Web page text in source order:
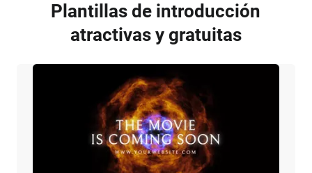
Plantillas de introducción
atractivas y gratuitas